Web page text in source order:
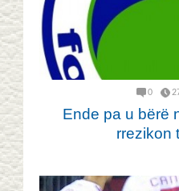
0
Ende pa u bërë
rrezikon